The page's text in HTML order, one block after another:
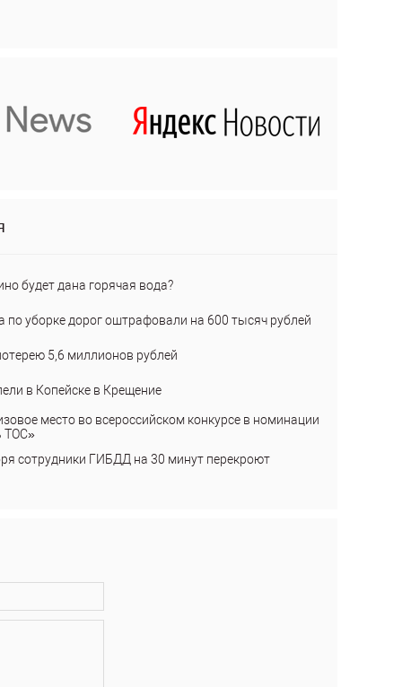
будет дана горячая вода?
по уборке дорог оштрафовали на 600 тысяч рублей
5,6 миллионов рублей
в Копейске в Крещение
место во всероссийском конкурсе в номинации
ТОС»
сотрудники ГИБДД на 30 минут перекроют